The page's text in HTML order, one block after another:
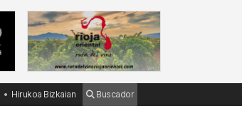
Hirukoa Bizkaian Buscador